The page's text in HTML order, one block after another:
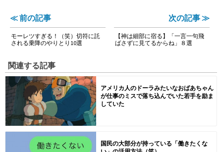
≪ 前の記事
モーレツすぎる！（笑）切符に託
される乗降のやりとり10選
次の記事 ≫
【神は細部に宿る】「一言一句飛
ばさずに見てるからね」８選
関連する記事
アメリカ人のドーラみたいなおばあちゃん
が仕事のミスで落ち込んでいた若手を励ま
していた
国民の大部分が持っている「働きたくな